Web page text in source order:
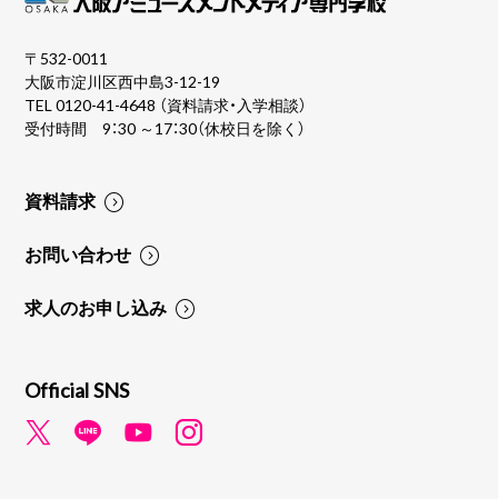
〒532-0011
大阪市淀川区西中島3-12-19
TEL0120-41-4648 （資料請求・入学相談）
受付時間 9：30 ～17：30（休校日を除く）
資料請求
お問い合わせ
求人のお申し込み
Official SNS